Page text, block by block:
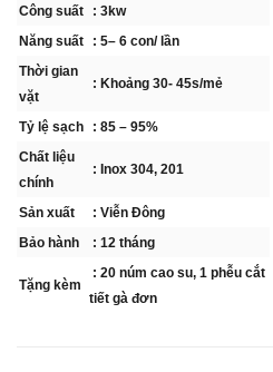
Công suất
: 3kw
Năng suất
: 5– 6 con/ lần
Thời gian
vặt
: Khoảng 30- 45s/mẻ
Tỷ lệ sạch
: 85 – 95%
Chất liệu
chính
: Inox 304, 201
Sản xuất
: Viễn Đông
Bảo hành
: 12 tháng
Tặng kèm
: 20 núm cao su, 1 phễu cắt
tiết gà đơn